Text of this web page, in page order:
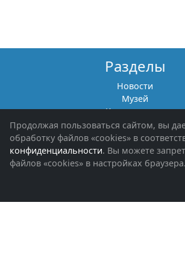
Разделы
Новости
Музей
Книги памяти
Фотоальбомы
Обращения граждан
Помощь участникам СВО и их
Об организации
Наши награды
Продолжая пользоваться сайтом, вы
обработку файлов «cookies» в
конфиденциальности. Вы можете
файлов «cookies» в настройках браузера.